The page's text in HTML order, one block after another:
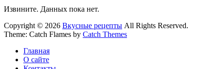
Извините. Данных пока нет.
Copyright © 2026 Вкусные рецепты All Rights Reserved.
Theme: Catch Flames by Catch Themes
Главная
О сайте